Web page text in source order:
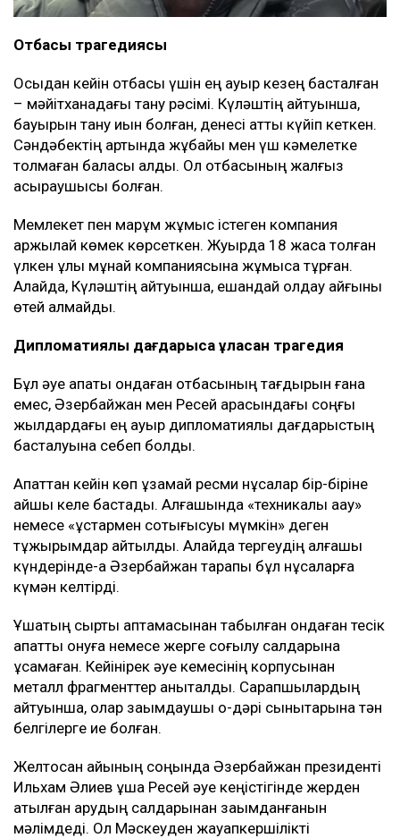
Отбасы трагедиясы
Осыдан кейін отбасы үшін ең ауыр кезең басталған
– мәйітханадағы тану рәсімі. Күләштің айтуынша,
бауырын тану қиын болған, денесі қатты күйіп кеткен.
Сәндәбектің артында жұбайы мен үш кәмелетке
толмаған баласы қалды. Ол отбасының жалғыз
асыраушысы болған.
Мемлекет пен марқұм жұмыс істеген компания
қаржылай көмек көрсеткен. Жуырда 18 жасқа толған
үлкен ұлы мұнай компаниясына жұмысқа тұрған.
Алайда, Күләштің айтуынша, ешқандай қолдау қайғыны
өтей алмайды.
Дипломатиялық дағдарысқа ұласқан трагедия
Бұл әуе апаты ондаған отбасының тағдырын ғана
емес, Әзербайжан мен Ресей арасындағы соңғы
жылдардағы ең ауыр дипломатиялық дағдарыстың
басталуына себеп болды.
Апаттан кейін көп ұзамай ресми нұсқалар бір-біріне
қайшы келе бастады. Алғашында «техникалық ақау»
немесе «құстармен соқтығысуы мүмкін» деген
тұжырымдар айтылды. Алайда тергеудің алғашқы
күндерінде-ақ Әзербайжан тарапы бұл нұсқаларға
күмән келтірді.
Ұшақтың сыртқы қаптамасынан табылған ондаған тесік
апаттық қонуға немесе жерге соғылу салдарына
ұқсамаған. Кейінірек әуе кемесінің корпусынан
металл фрагменттер анықталды. Сарапшылардың
айтуынша, олар зақымдаушы оқ-дәрі сынықтарына тән
белгілерге ие болған.
Желтоқсан айының соңында Әзербайжан президенті
Ильхам Әлиев ұшақ Ресей әуе кеңістігінде жерден
атылған қарудың салдарынан зақымданғанын
мәлімдеді. Ол Мәскеуден жауапкершілікті